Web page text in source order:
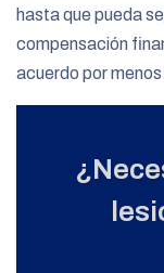
hasta que pueda
compensación
acuerdo por